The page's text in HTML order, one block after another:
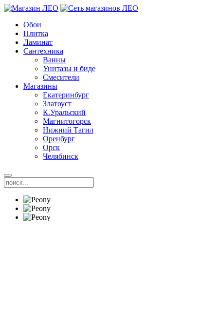
Обои
Плитка
Ламинат
Сантехника
Ванны
Унитазы и биде
Смесители
Магазины
Екатеринбург
Златоуст
К.Уральский
Магнитогорск
Нижний Тагил
Оренбург
Орск
Челябинск